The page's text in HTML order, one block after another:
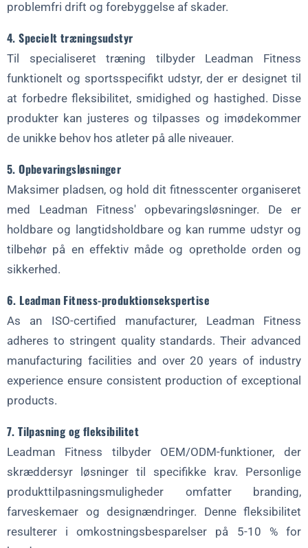
problemfri drift og forebyggelse af skader.
4. Specielt træningsudstyr
Til specialiseret træning tilbyder Leadman Fitness
funktionelt og sportsspecifikt udstyr, der er designet til
at forbedre fleksibilitet, smidighed og hastighed. Disse
produkter kan justeres og tilpasses og imødekommer
de unikke behov hos atleter på alle niveauer.
5. Opbevaringsløsninger
Maksimer pladsen, og hold dit fitnesscenter organiseret
med Leadman Fitness' opbevaringsløsninger. De er
holdbare og langtidsholdbare og kan rumme udstyr og
tilbehør på en effektiv måde og opretholde orden og
sikkerhed.
6. Leadman Fitness-produktionsekspertise
As an ISO-certified manufacturer, Leadman Fitness
adheres to stringent quality standards. Their advanced
manufacturing facilities and over 20 years of industry
experience ensure consistent production of exceptional
products.
7. Tilpasning og fleksibilitet
Leadman Fitness tilbyder OEM/ODM-funktioner, der
skræddersyr løsninger til specifikke krav. Personlige
produkttilpasningsmuligheder omfatter branding,
farveskemaer og designændringer. Denne fleksibilitet
resulterer i omkostningsbesparelser på 5-10 % for